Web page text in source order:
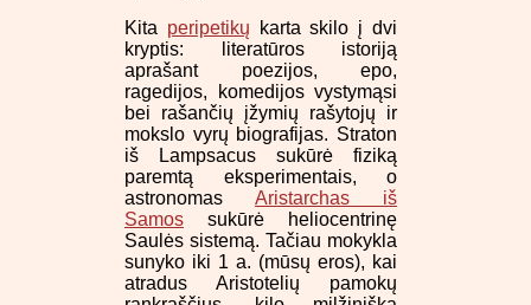
Kita peripetikų karta skilo į dvi
kryptis: literatūros istoriją
aprašant poezijos, epo,
ragedijos, komedijos vystymąsi
bei rašančių įžymių rašytojų ir
mokslo vyrų biografijas. Straton
iš Lampsacus sukūrė fiziką
paremtą eksperimentais, o
astronomas Aristarchas iš
Samos sukūrė heliocentrinę
Saulės sistemą. Tačiau mokykla
sunyko iki 1 a. (mūsų eros), kai
atradus Aristotelių pamokų